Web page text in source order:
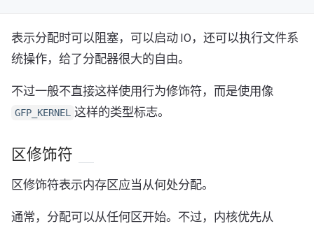
表示分配时可以阻塞，可以启动 IO，还可以执行文件系
统操作，给了分配器很大的自由。
不过一般不直接这样使用行为修饰符，而是使用像
GFP_KERNEL 这样的类型标志。
区修饰符
区修饰符表示内存区应当从何处分配。
通常，分配可以从任何区开始。不过，内核优先从